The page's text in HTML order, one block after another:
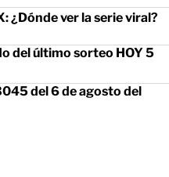
¿Dónde ver la serie viral?
del último sorteo HOY 5
del 6 de agosto del